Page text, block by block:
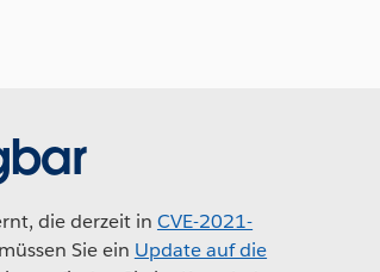
die derzeit in CVE-2021-
Sie ein Update auf die